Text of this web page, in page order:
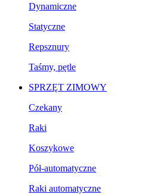
Dynamiczne
Statyczne
Repsznury
Taśmy, pętle
SPRZĘT ZIMOWY
Czekany
Raki
Koszykowe
Pół-automatyczne
Raki automatyczne